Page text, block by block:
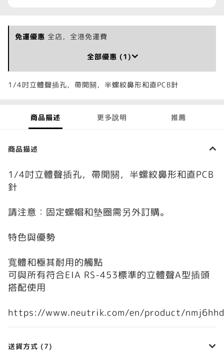
免運優惠 全店，全港免運費
全部優惠 (1)
1/4吋立體聲插孔，帶開關，半螺紋鼻形和直PCB針
商品描述 更多說明 推薦
商品描述
1/4吋立體聲插孔，帶開關，半螺紋鼻形和直PCB
針
請注意：固定螺帽和墊圈需另外訂購。
特色與優勢
寬體和極其耐用的觸點
可與所有符合EIA RS-453標準的立體聲A型插頭
搭配使用
https://www.neutrik.com/en/product/
送貨方式 (7)